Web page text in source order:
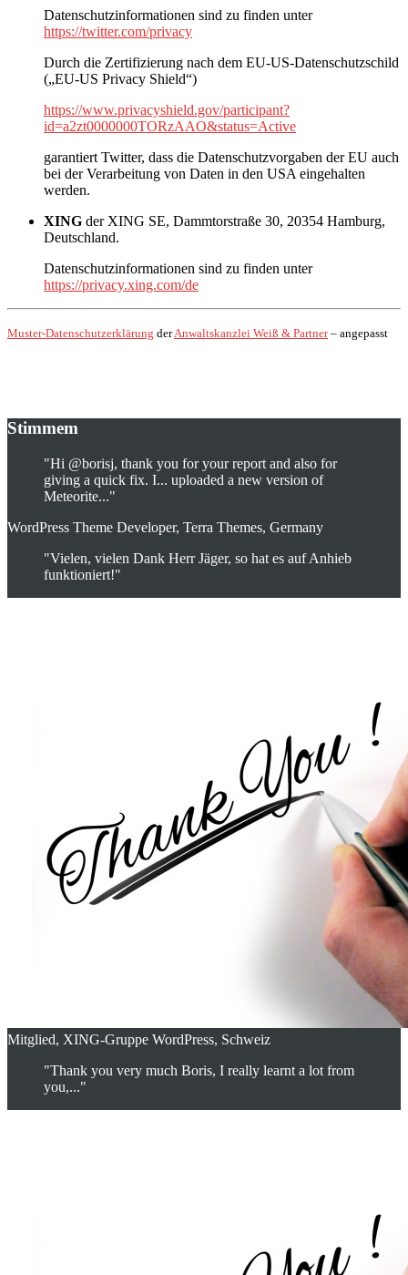
Datenschutzinformationen sind zu finden unter
https://twitter.com/privacy
Durch die Zertifizierung nach dem EU-US-Datenschutzschild
(„EU-US Privacy Shield“)
https://www.privacyshield.gov/participant?
id=a2zt0000000TORzAAO&status=Active
garantiert Twitter, dass die Datenschutzvorgaben der EU auch
bei der Verarbeitung von Daten in den USA eingehalten
werden.
XING der XING SE, Dammtorstraße 30, 20354 Hamburg,
Deutschland.
Datenschutzinformationen sind zu finden unter
https://privacy.xing.com/de
Muster-Datenschutzerklärung derAnwaltskanzlei Weiß & Partner– angepasst
Stimmem
"Hi @borisj, thank you for your report and also for
giving a quick fix. I... uploaded a new version of
Meteorite..."
WordPress Theme Developer, Terra Themes, Germany
"Vielen, vielen Dank Herr Jäger, so hat es auf Anhieb
funktioniert!"
Mitglied, XING-Gruppe WordPress, Schweiz
"Thank you very much Boris, I really learnt a lot from
you,..."